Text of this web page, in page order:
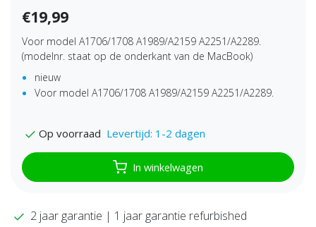
€19,99
Voor model A1706/1708 A1989/A2159 A2251/A2289.
(modelnr. staat op de onderkant van de MacBook)
nieuw
Voor model A1706/1708 A1989/A2159 A2251/A2289.
Op voorraad Levertijd: 1-2 dagen
In winkelwagen
2 jaar garantie | 1 jaar garantie refurbished